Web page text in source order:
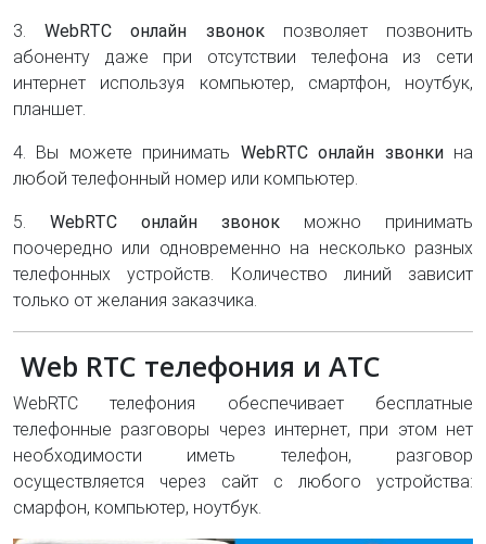
3.WebRTC онлайн звонок позволяет позвонить
абоненту даже при отсутствии телефона из сети
интернет используя компьютер, смартфон, ноутбук,
планшет.
4. Вы можете принимать WebRTC онлайн звонки на
любой телефонный номер или компьютер.
5. WebRTC онлайн звонок можно принимать
поочередно или одновременно на несколько разных
телефонных устройств. Количество линий зависит
только от желания заказчика.
Web RTC телефония и АТС
WebRTC телефония обеспечивает бесплатные
телефонные разговоры через интернет, при этом нет
необходимости иметь телефон, разговор
осуществляется через сайт с любого устройства:
смарфон, компьютер, ноутбук.